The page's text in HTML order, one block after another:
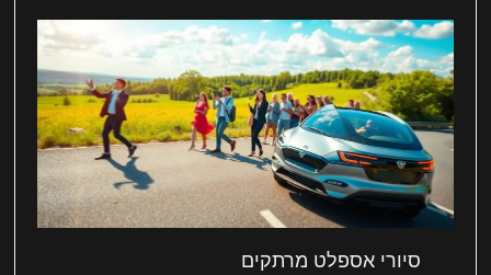
סיורי אספלט מרתקים